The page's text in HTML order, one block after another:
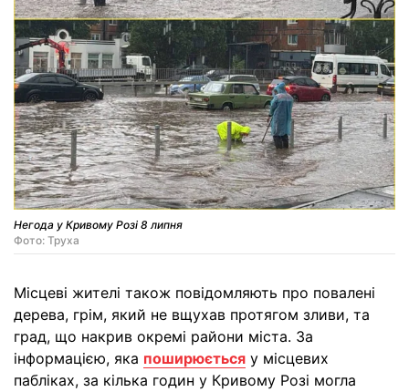
Негода у Кривому Розі 8 липня
Фото: Труха
Місцеві жителі також повідомляють про повалені
дерева, грім, який не вщухав протягом зливи, та
град, що накрив окремі райони міста. За
інформацією, яка поширюється у місцевих
пабліках, за кілька годин у Кривому Розі могла